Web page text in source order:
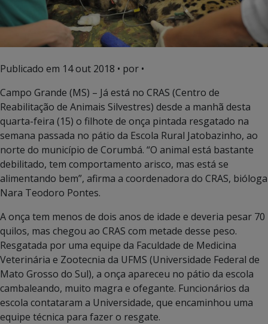
Publicado em 14 out 2018 • por •
Campo Grande (MS) – Já está no CRAS (Centro de
Reabilitação de Animais Silvestres) desde a manhã desta
quarta-feira (15) o filhote de onça pintada resgatado na
semana passada no pátio da Escola Rural Jatobazinho, ao
norte do município de Corumbá. “O animal está bastante
debilitado, tem comportamento arisco, mas está se
alimentando bem”, afirma a coordenadora do CRAS, bióloga
Nara Teodoro Pontes.
A onça tem menos de dois anos de idade e deveria pesar 70
quilos, mas chegou ao CRAS com metade desse peso.
Resgatada por uma equipe da Faculdade de Medicina
Veterinária e Zootecnia da UFMS (Universidade Federal de
Mato Grosso do Sul), a onça apareceu no pátio da escola
cambaleando, muito magra e ofegante. Funcionários da
escola contataram a Universidade, que encaminhou uma
equipe técnica para fazer o resgate.